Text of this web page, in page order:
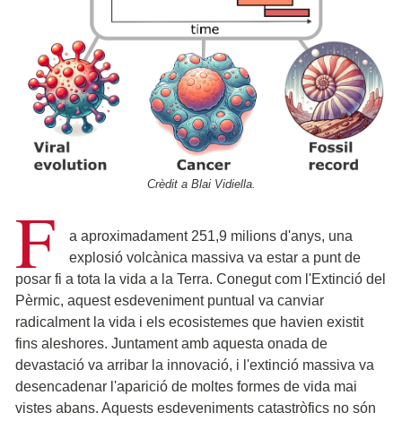
Crèdit a Blai Vidiella.
F
a aproximadament 251,9 milions d'anys, una
explosió volcànica massiva va estar a punt de
posar fi a tota la vida a la Terra. Conegut com l'Extinció del
Pèrmic, aquest esdeveniment puntual va canviar
radicalment la vida i els ecosistemes que havien existit
fins aleshores. Juntament amb aquesta onada de
devastació va arribar la innovació, i l'extinció massiva va
desencadenar l'aparició de moltes formes de vida mai
vistes abans. Aquests esdeveniments catastròfics no són